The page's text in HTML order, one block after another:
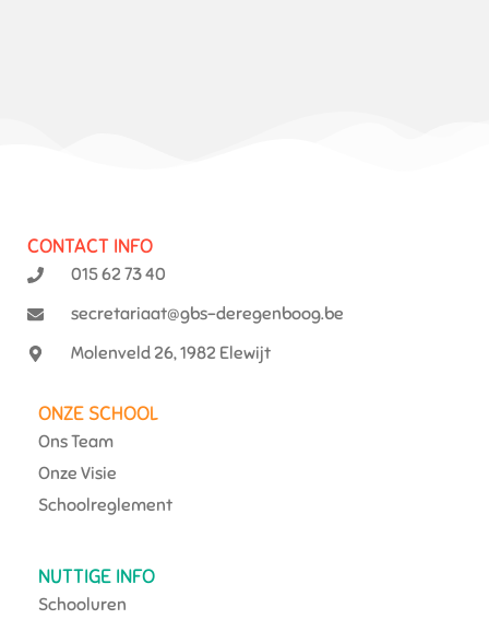
CONTACT INFO
015 62 73 40
secretariaat@gbs-deregenboog.be
Molenveld 26, 1982 Elewijt
ONZE SCHOOL
Ons Team
Onze Visie
Schoolreglement
NUTTIGE INFO
Schooluren